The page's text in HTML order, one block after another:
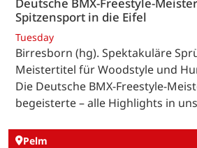
Spitzensport in die Eifel
Tuesday
Birresborn (hg). Spektakuläre
Meistertitel für Woodstyle und
Die Deutsche BMX-Freestyle-
begeisterte – alle Highlights in
Pelm